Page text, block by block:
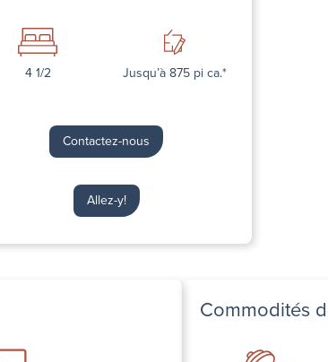
4 1/2 Jusqu’à 875 pi ca.*
Contactez-nous
Allez-y!
Next
Commodités